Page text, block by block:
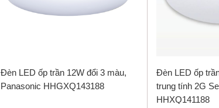
Đèn LED ốp trần 12W đổi 3 màu,
Panasonic HHGXQ143188
Đèn LED ốp
trung tính 2G
HHXQ141188